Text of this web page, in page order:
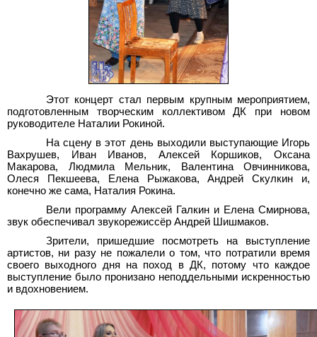
Этот концерт стал первым крупным мероприятием,
подготовленным творческим коллективом ДК при новом
руководителе Наталии Рокиной.
На сцену в этот день выходили выступающие Игорь
Вахрушев, Иван Иванов, Алексей Коршиков, Оксана
Макарова, Людмила Мельник, Валентина Овчинникова,
Олеся Пекшеева, Елена Рыжакова, Андрей Скулкин и,
конечно же сама, Наталия Рокина.
Вели программу Алексей Галкин и Елена Смирнова,
звук обеспечивал звукорежиссёр Андрей Шишмаков.
Зрители, пришедшие посмотреть на выступление
артистов, ни разу не пожалели о том, что потратили время
своего выходного дня на поход в ДК, потому что каждое
выступление было пронизано неподдельными искренностью
и вдохновением.